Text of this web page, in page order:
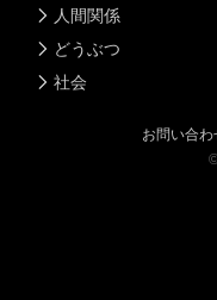
人間関係
どうぶつ
社会
お問い合わ